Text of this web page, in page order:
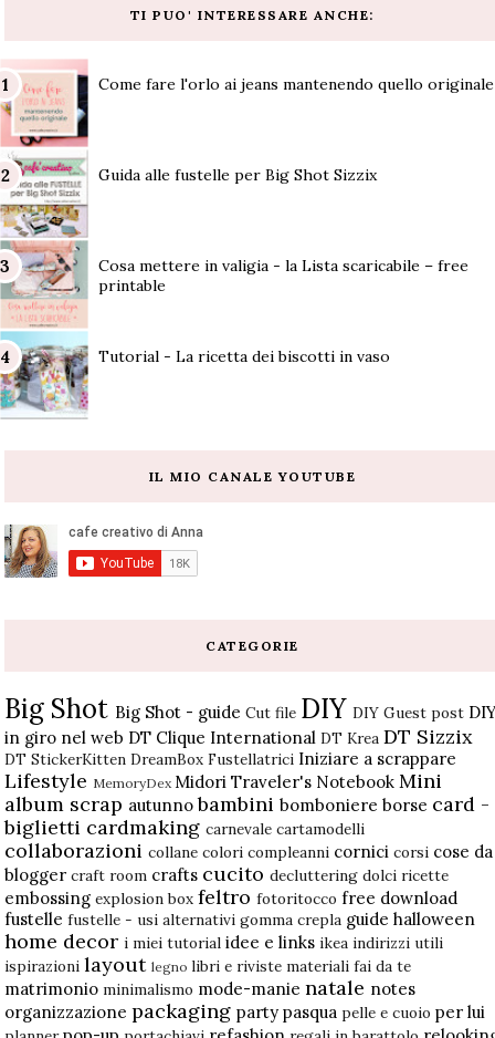
TI PUO' INTERESSARE ANCHE:
Come fare l'orlo ai jeans mantenendo quello originale
Guida alle fustelle per Big Shot Sizzix
Cosa mettere in valigia - la Lista scaricabile – free
printable
Tutorial - La ricetta dei biscotti in vaso
IL MIO CANALE YOUTUBE
CATEGORIE
Big Shot Big Shot - guide Cut file DIY DIY Guest post
in giro nel web DT Clique International DT Krea DT Sizzix
DT StickerKitten DreamBox Fustellatrici Iniziare a scrappare
Lifestyle MemoryDex Midori Traveler's Notebook Mini
album scrap autunno bambini bomboniere borse card -
biglietti cardmaking carnevale cartamodelli
collaborazioni collane colori compleanni cornici corsi cose da
blogger craft room crafts cucito decluttering dolci ricette
embossing explosion box feltro fotoritocco free download
fustelle fustelle - usi alternativi gomma crepla guide halloween
home decor i miei tutorial idee e links ikea indirizzi utili
ispirazioni layout legno libri e riviste materiali fai da te
matrimonio minimalismo mode-manie natale notes
organizzazione packaging party pasqua pelle e cuoio per lui